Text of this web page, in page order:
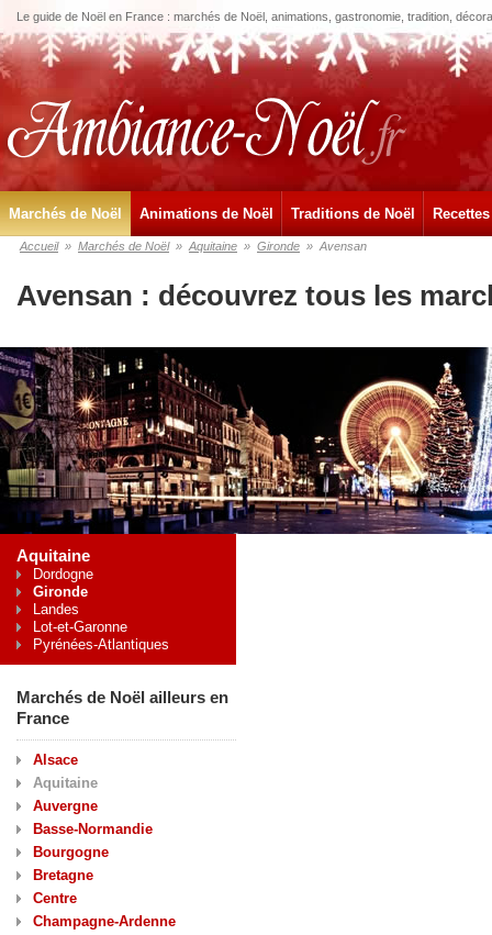
Le guide de Noël en France : marchés de Noël, animations, gastronomie, tradition,
Marchés de Noël Animations de Noël Traditions de Noël
Accueil » Marchés de Noël » Aquitaine » Gironde » Avensan
Avensan : découvrez tous les
Aquitaine
Dordogne
Gironde
Landes
Lot-et-Garonne
Pyrénées-Atlantiques
Marchés de Noël ailleurs en
France
Alsace
Aquitaine
Auvergne
Basse-Normandie
Bourgogne
Bretagne
Centre
Champagne-Ardenne